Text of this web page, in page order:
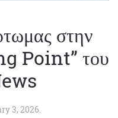
στην
Point”
3, 2026.